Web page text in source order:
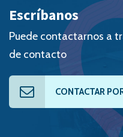
Escríbanos
Puede contactarnos a
de contacto
CONTACTAR